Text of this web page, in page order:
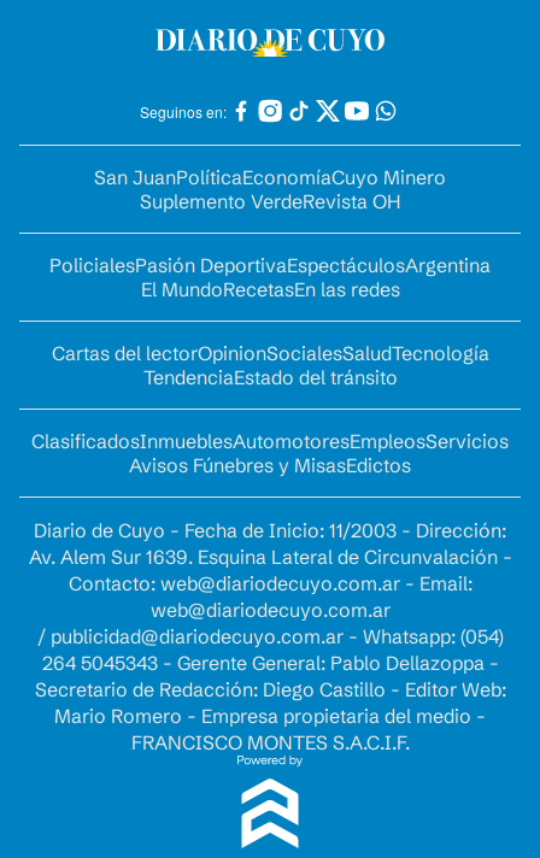
Seguinos en:
San JuanPolíticaEconomíaCuyo Minero
Suplemento VerdeRevista OH
PolicialesPasión DeportivaEspectáculosArgentina
El MundoRecetasEn las redes
Cartas del lectorOpinionSocialesSaludTecnología
TendenciaEstado del tránsito
ClasificadosInmueblesAutomotoresEmpleosServicios
Avisos Fúnebres y MisasEdictos
Diario de Cuyo - Fecha de Inicio: 11/2003 - Dirección:
Av. Alem Sur 1639. Esquina Lateral de Circunvalación -
Contacto: web@diariodecuyo.com.ar- Email:
web@diariodecuyo.com.ar
/ publicidad@diariodecuyo.com.ar- Whatsapp: (054)
264 5045343 - Gerente General: Pablo Dellazoppa -
Secretario de Redacción: Diego Castillo - Editor Web:
Mario Romero - Empresa propietaria del medio -
FRANCISCO MONTES S.A.C.I.F.